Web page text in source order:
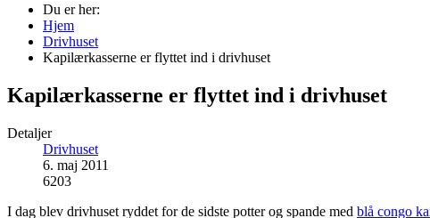
Du er her:
Hjem
Drivhuset
Kapilærkasserne er flyttet ind i drivhuset
Kapilærkasserne er flyttet ind i drivhuset
Detaljer
Drivhuset
6. maj 2011
6203
I dag blev drivhuset ryddet for de sidste potter og spande med blå congo